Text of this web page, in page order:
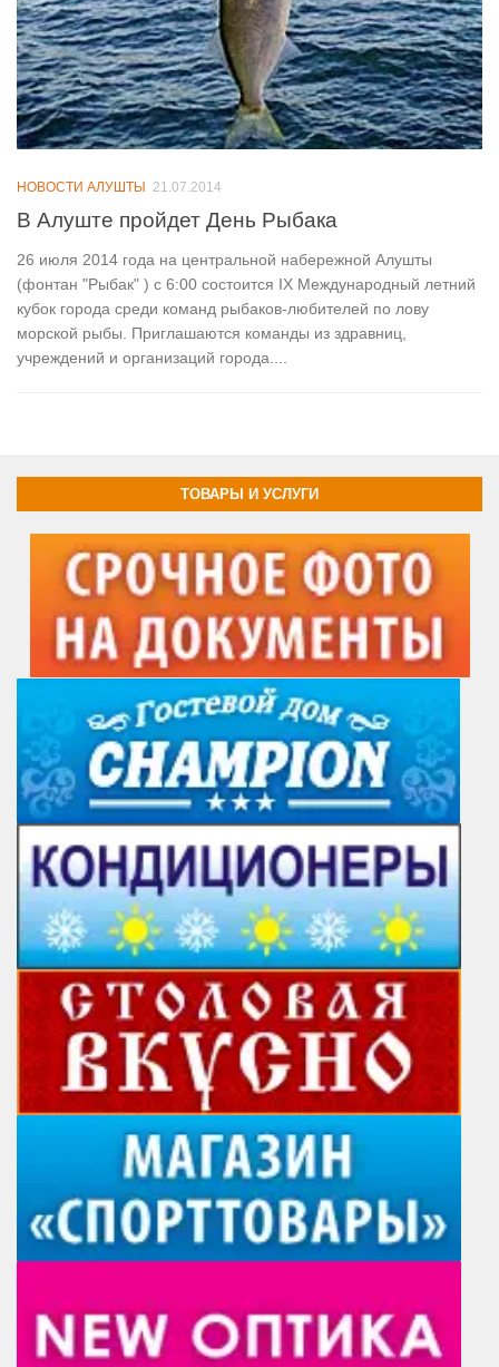
НОВОСТИ АЛУШТЫ 21.07.2014
В Алуште пройдет День Рыбака
26 июля 2014 года на центральной набережной Алушты
(фонтан "Рыбак" ) с 6:00 состоится IX Международный летний
кубок города среди команд рыбаков-любителей по лову
морской рыбы. Приглашаются команды из здравниц,
учреждений и организаций города....
ТОВАРЫ И УСЛУГИ